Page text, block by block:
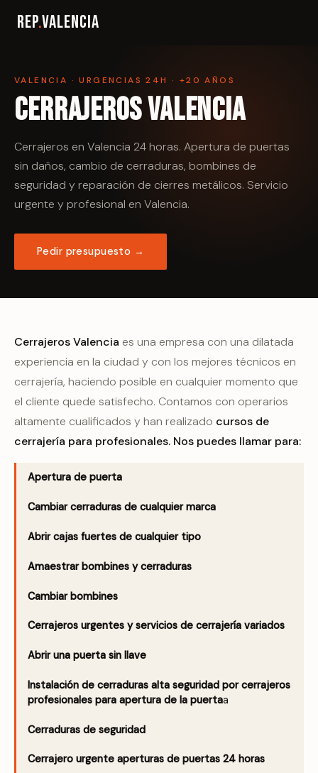
Rep.Valencia
VALENCIA · URGENCIAS 24H · +20 AÑOS
Cerrajeros Valencia
Cerrajeros en Valencia 24 horas. Apertura de puertas
sin daños, cambio de cerraduras, bombines de
seguridad y reparación de cierres metálicos. Servicio
urgente y profesional en Valencia.
Pedir presupuesto →
Cerrajeros Valencia es una empresa con una dilatada
experiencia en la ciudad y con los mejores técnicos en
cerrajería, haciendo posible en cualquier momento que
el cliente quede satisfecho. Contamos con operarios
altamente cualificados y han realizado cursos de
cerrajería para profesionales. Nos puedes llamar para:
Apertura de puerta
Cambiar cerraduras de cualquier marca
Abrir cajas fuertes de cualquier tipo
Amaestrar bombines y cerraduras
Cambiar bombines
Cerrajeros urgentes y servicios de cerrajería variados
Abrir una puerta sin llave
Instalación de cerraduras alta seguridad por cerrajeros
profesionales para apertura de la puertaa
Cerraduras de seguridad
Cerrajero urgente aperturas de puertas 24 horas